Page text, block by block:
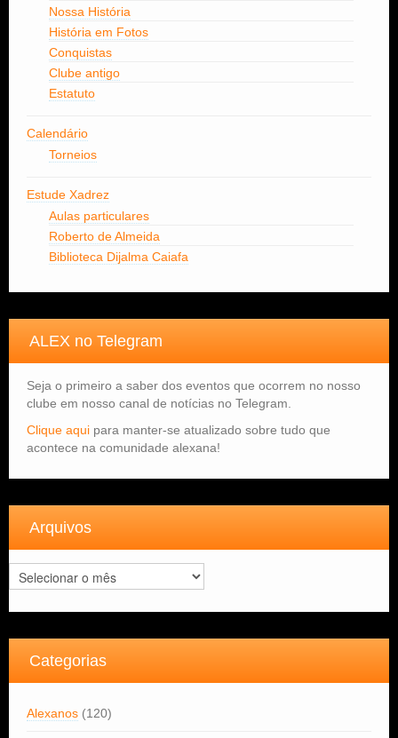
Nossa História
História em Fotos
Conquistas
Clube antigo
Estatuto
Calendário
Torneios
Estude Xadrez
Aulas particulares
Roberto de Almeida
Biblioteca Dijalma Caiafa
ALEX no Telegram
Seja o primeiro a saber dos eventos que ocorrem no nosso
clube em nosso canal de notícias no Telegram.
Clique aqui para manter-se atualizado sobre tudo que
acontece na comunidade alexana!
Arquivos
Arquivos
Categorias
Alexanos (120)